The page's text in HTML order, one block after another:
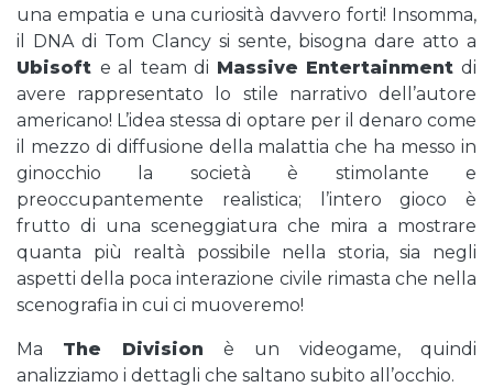
una empatia e una curiosità davvero forti! Insomma,
il DNA di Tom Clancy si sente, bisogna dare atto a
Ubisoft e al team di Massive Entertainment di
avere rappresentato lo stile narrativo dell’autore
americano! L’idea stessa di optare per il denaro come
il mezzo di diffusione della malattia che ha messo in
ginocchio la società è stimolante e
preoccupantemente realistica; l’intero gioco è
frutto di una sceneggiatura che mira a mostrare
quanta più realtà possibile nella storia, sia negli
aspetti della poca interazione civile rimasta che nella
scenografia in cui ci muoveremo!
Ma The Division è un videogame, quindi
analizziamo i dettagli che saltano subito all’occhio.